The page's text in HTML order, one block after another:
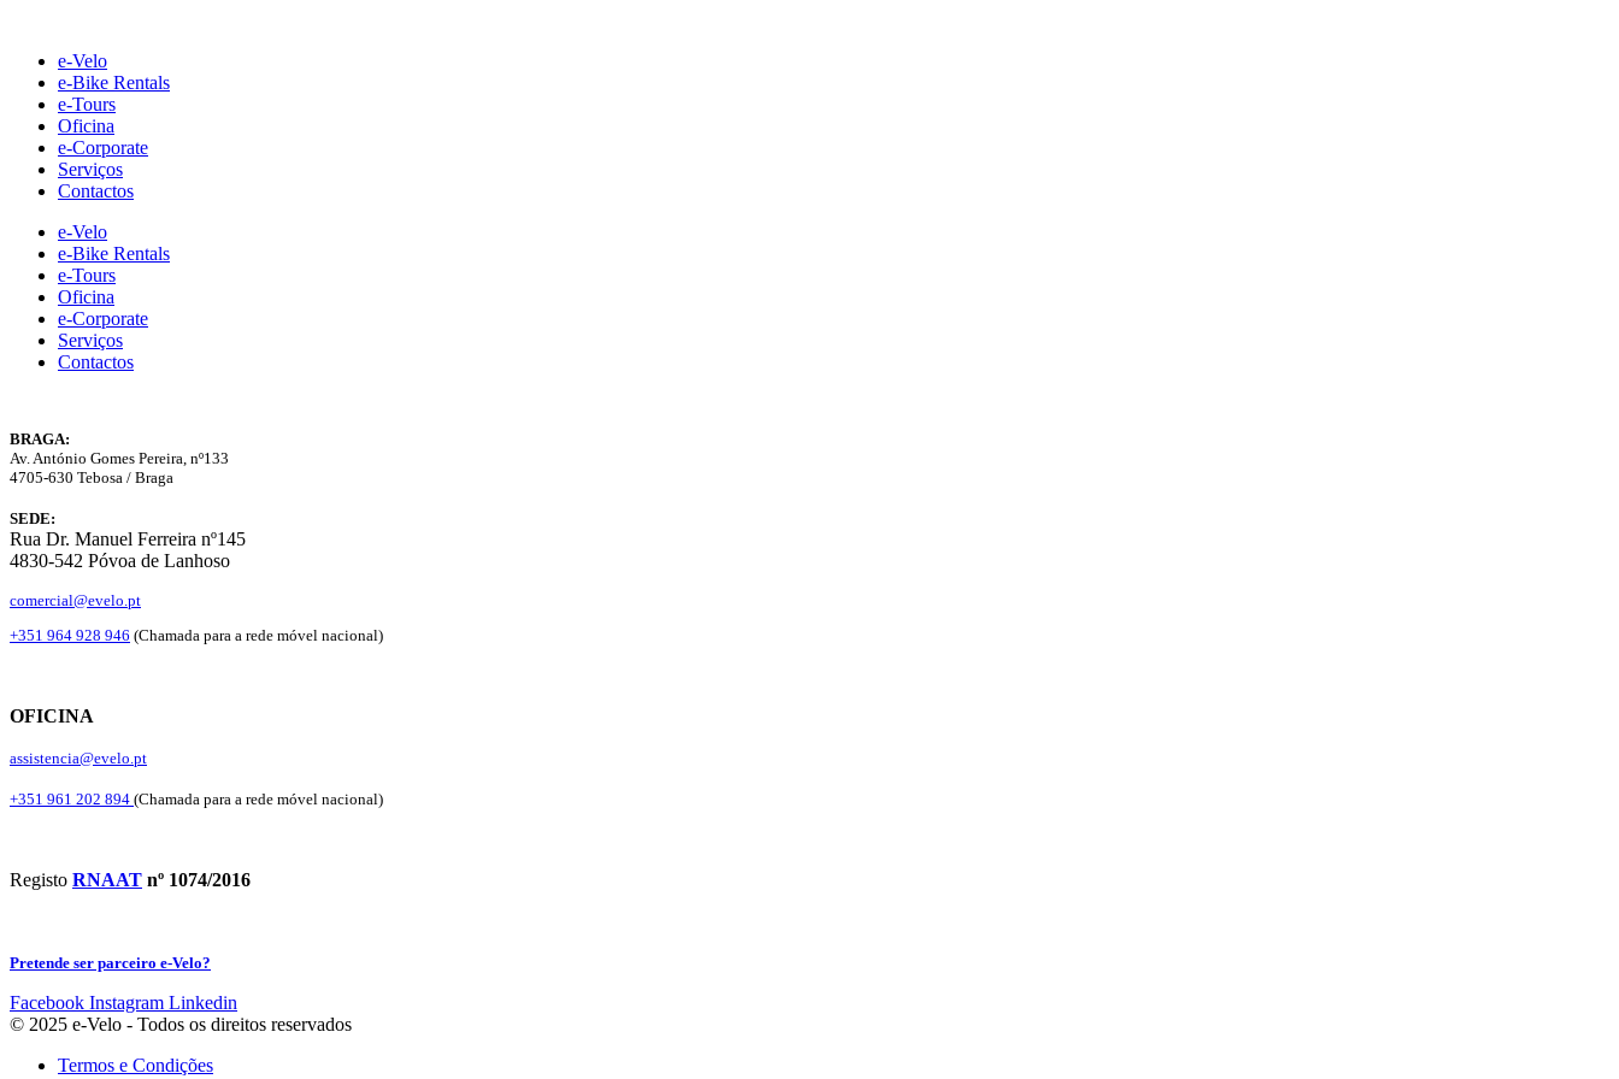
contente-Velo
e-Bike Rentals
e-Tours
Oficina
e-Corporate
Serviços
Contactos
e-Velo
e-Bike Rentals
e-Tours
Oficina
e-Corporate
Serviços
Contactos
BRAGA:
Av. António Gomes Pereira, nº133
4705-630 Tebosa / Braga
SEDE:
Rua Dr. Manuel Ferreira nº145
4830-542 Póvoa de Lanhoso
comercial@evelo.pt
+351 964 928 946 (Chamada para a rede móvel nacional)
OFICINA
assistencia@evelo.pt
+351 961 202 894 (Chamada para a rede móvel nacional)
Registo RNAAT nº 1074/2016
Pretende ser parceiro e-Velo?
Facebook Instagram Linkedin
© 2025 e-Velo - Todos os direitos reservados
Termos e Condições